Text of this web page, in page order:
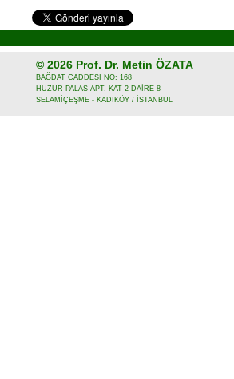
© 2026 Prof. Dr. Metin ÖZATA
BAĞDAT CADDESİ NO: 168
HUZUR PALAS APT. KAT 2 DAİRE 8
SELAMİÇEŞME - KADIKÖY / İSTANBUL